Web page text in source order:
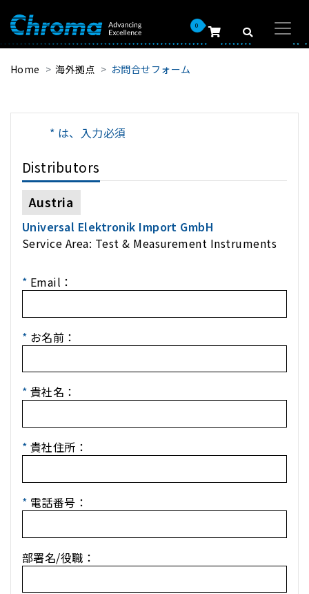
0
Home 海外拠点 お問合せフォーム
* は、入力必須
Distributors
Austria
Universal Elektronik Import GmbH
Service Area: Test & Measurement Instruments
* Email：
* お名前：
* 貴社名：
* 貴社住所：
* 電話番号：
部署名/役職：